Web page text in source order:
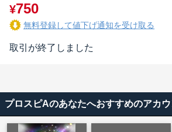
¥750
無料登録して値下げ通知を受け取る
取引が終了しました
プロスピAのあなたへおすすめのアカ